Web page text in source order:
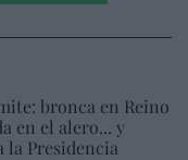
bronca en Reino
en el alero... y
Presidencia